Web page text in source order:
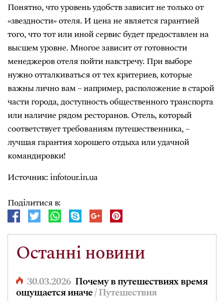
Понятно, что уровень удобств зависит не только от
«звездности» отеля. И цена не является гарантией
того, что тот или иной сервис будет предоставлен на
высшем уровне. Многое зависит от готовности
менеджеров отеля пойти навстречу. При выборе
нужно отталкиваться от тех критериев, которые
важны лично вам – например, расположение в старой
части города, доступность общественного транспорта
или наличие рядом ресторанов. Отель, который
соответствует требованиям путешественника, –
лучшая гарантия хорошего отдыха или удачной
командировки!
Источник: infotour.in.ua
Поділитися в:
Останні новини
30.03.2026 Почему в путешествиях время
ощущается иначе/ Путешествия